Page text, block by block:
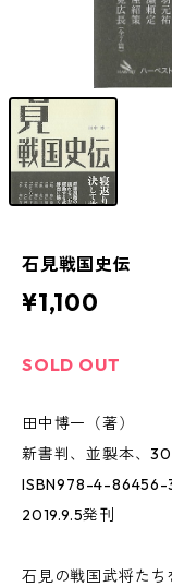
石見戦国史伝
¥1,100
SOLD OUT
田中博一（著）
新書判、並製本、
ISBN978-4-
2019.9.5発刊
石見の戦国武将た